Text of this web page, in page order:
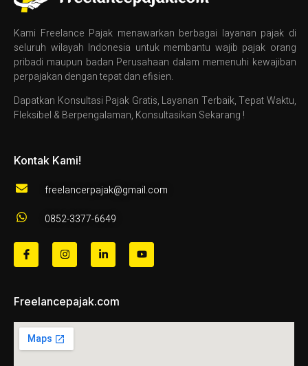
Kami Freelance Pajak menawarkan berbagai layanan pajak di
seluruh wilayah Indonesia untuk membantu wajib pajak orang
pribadi maupun badan Perusahaan dalam memenuhi kewajiban
perpajakan dengan tepat dan efisien.
Dapatkan Konsultasi Pajak Gratis, Layanan Terbaik, Tepat Waktu,
Fleksibel & Berpengalaman, Konsultasikan Sekarang !
Kontak Kami!
freelancerpajak@gmail.com
0852-3377-6649
Freelancepajak.com